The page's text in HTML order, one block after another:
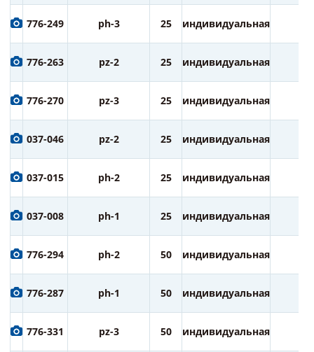
776-249 ph-3 25 индивидуальная
776-263 pz-2 25 индивидуальная
776-270 pz-3 25 индивидуальная
037-046 pz-2 25 индивидуальная
037-015 ph-2 25 индивидуальная
037-008 ph-1 25 индивидуальная
776-294 ph-2 50 индивидуальная
776-287 ph-1 50 индивидуальная
776-331 pz-3 50 индивидуальная